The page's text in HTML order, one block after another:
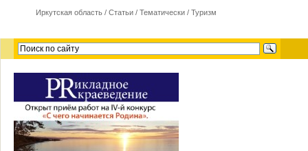
Иркутская область / Cтатьи / Тематически / Туризм